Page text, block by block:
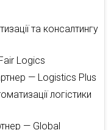
та консалтингу
Logics
— Logistics Plus
логістики
— Global